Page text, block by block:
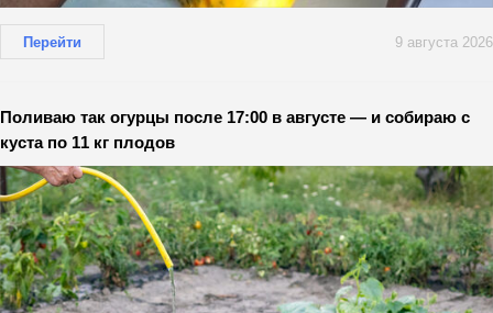
Перейти 9 августа 2026
Поливаю так огурцы после 17:00 в августе — и собираю с
куста по 11 кг плодов